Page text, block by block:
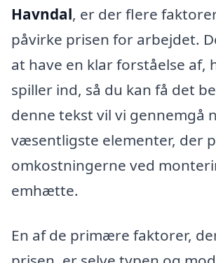
Havndal, er der flere
påvirke prisen for arbejdet.
at have en klar forståelse af,
spiller ind, så du kan få det
denne tekst vil vi gennemgå
væsentligste elementer, der
omkostningerne ved
emhætte.
En af de primære faktorer,